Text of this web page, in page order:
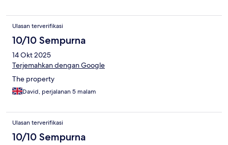
Ulasan terverifikasi
10/10 Sempurna
14 Okt 2025
Terjemahkan dengan Google
The property
David, perjalanan 5 malam
Ulasan terverifikasi
10/10 Sempurna